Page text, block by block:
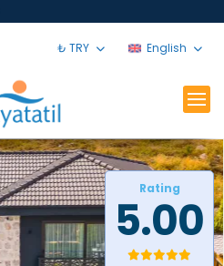
₺ TRY English
Rating
5.00